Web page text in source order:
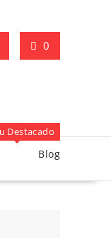
0
Destacado
Blog